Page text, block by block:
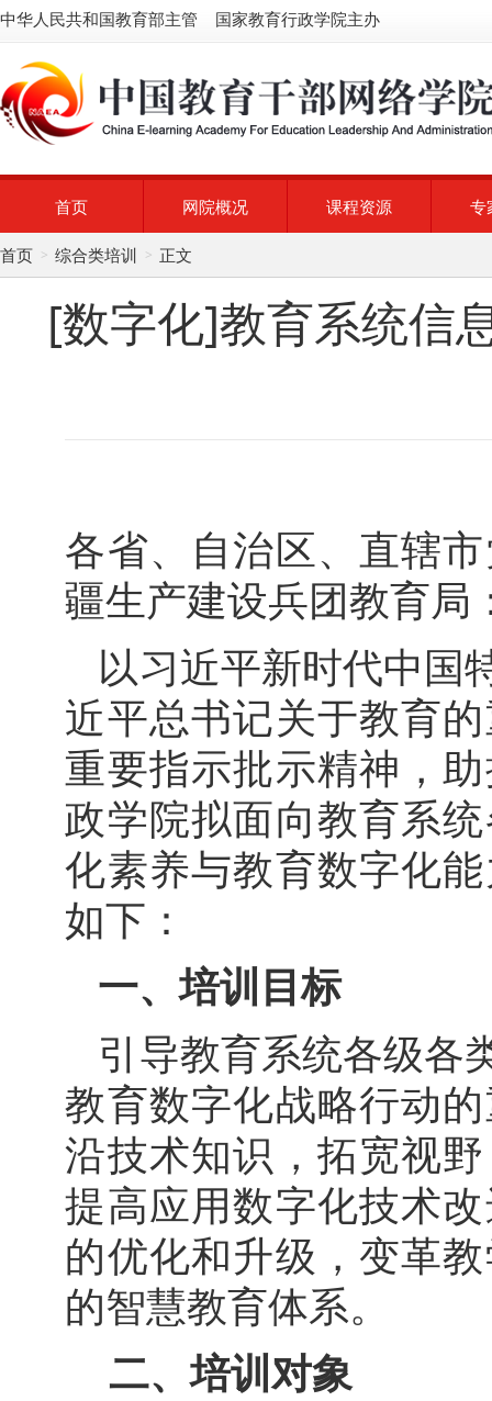
中华人民共和国教育部主管 国家教育行政学院主办
首页 网院概况 课程资源 专
首页 > 综合类培训 > 正文
[数字化]教育系统信
各省、自治区、直辖
疆生产建设兵团教育局
以习近平新时代中国
近平总书记关于教育
重要指示批示精神，
政学院拟面向教育系
化素养与教育数字化
如下：
一、培训目标
引导教育系统各级各
教育数字化战略行动
沿技术知识，拓宽视
提高应用数字化技术
的优化和升级，变革
的智慧教育体系。
二、培训对象